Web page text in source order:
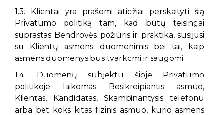
1.3. Klientai yra prašomi atidžiai perskaityti šią
Privatumo politiką tam, kad būtų teisingai
suprastas Bendrovės požiūris ir praktika, susijusi
su Klientų asmens duomenimis bei tai, kaip
asmens duomenys bus tvarkomi ir saugomi.
1.4. Duomenų subjektu šioje Privatumo
politikoje laikomas Besikreipiantis asmuo,
Klientas, Kandidatas, Skambinantysis telefonu
arba bet koks kitas fizinis asmuo, kurio asmens